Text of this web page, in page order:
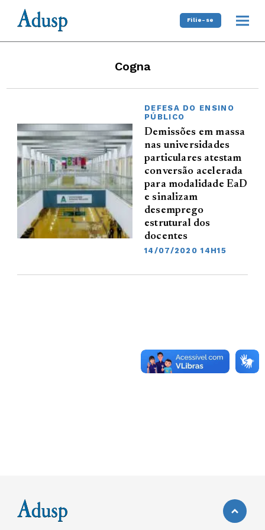
Filie-se
Cogna
DEFESA DO ENSINO
PÚBLICO
Demissões em massa
nas universidades
particulares atestam
conversão acelerada
para modalidade EaD
e sinalizam
desemprego
estrutural dos
docentes
14/07/2020 14H15